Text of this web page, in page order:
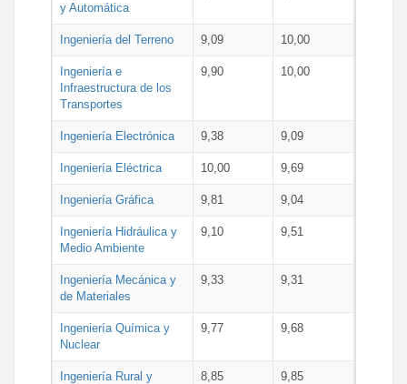
y Automática
Ingeniería del Terreno 9,09 10,00
Ingeniería e
Infraestructura de los
Transportes
9,90 10,00
Ingeniería Electrónica 9,38 9,09
Ingeniería Eléctrica 10,00 9,69
Ingeniería Gráfica 9,81 9,04
Ingeniería Hidráulica y
Medio Ambiente
9,10 9,51
Ingeniería Mecánica y
de Materiales
9,33 9,31
Ingeniería Química y
Nuclear
9,77 9,68
Ingeniería Rural y
8,85 9,85